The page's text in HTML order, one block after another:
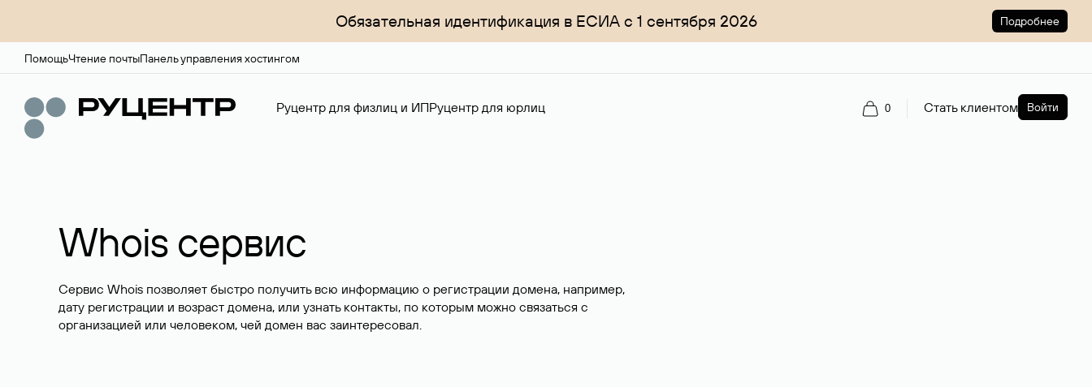
Обязательная идентификация в ЕСИА с 1 сентября 2026 Подробнее
ПомощьЧтение почтыПанель управления хостингом
Руцентр для физлиц и ИПРуцентр для юрлиц 0 Стать клиентом Войти
Whois сервис
Сервис Whois позволяет быстро получить всю информацию о регистрации домена, например,
дату регистрации и возраст домена, или узнать контакты, по которым можно связаться с
организацией или человеком, чей домен вас заинтересовал.